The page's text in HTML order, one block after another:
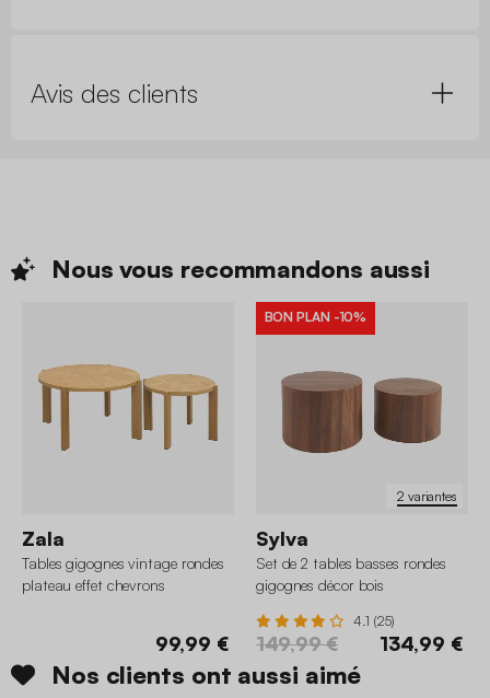
Avis des clients
Nous vous recommandons aussi
Zala
Tables gigognes vintage rondes
plateau effet chevrons
99,99 €
2 variantes
BON PLAN -10%
Sylva
Set de 2 tables basses rondes
gigognes décor bois
4.1 (25)
149,99 € 134,99 €
Nos clients ont aussi aimé